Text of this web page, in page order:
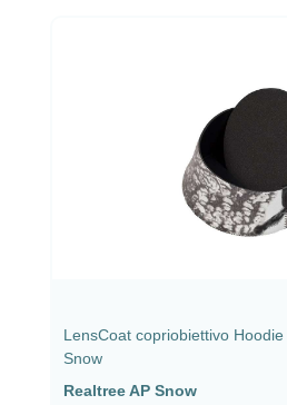
LensCoat copriobiettivo
Snow
Realtree AP Snow